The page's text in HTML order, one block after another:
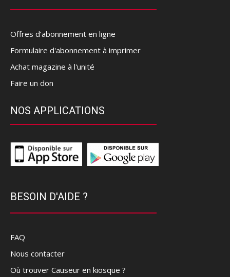
Offres d’abonnement en ligne
Formulaire d'abonnement à imprimer
Achat magazine à l'unité
Faire un don
NOS APPLICATIONS
BESOIN D'AIDE ?
FAQ
Nous contacter
Où trouver Causeur en kiosque ?